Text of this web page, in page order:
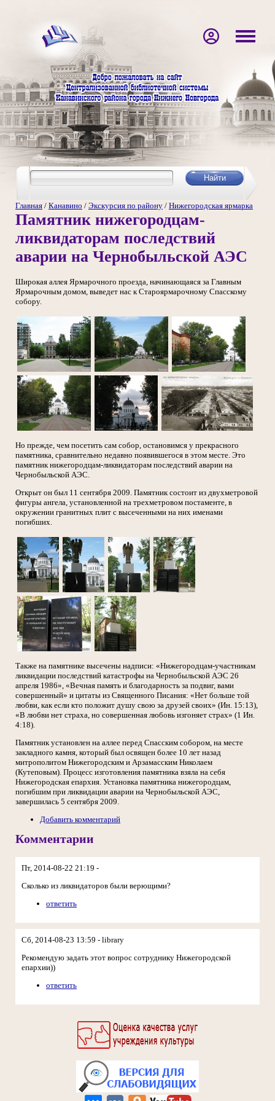
Главная / Канавино / Экскурсия по району / Нижегородская ярмарка
Памятник нижегородцам-
ликвидаторам последствий
аварии на Чернобыльской АЭС
Широкая аллея Ярмарочного проезда, начинающаяся за Главным
Ярмарочным домом, выведет нас к Староярмарочному Спасскому
собору.
Но прежде, чем посетить сам собор, остановимся у прекрасного
памятника, сравнительно недавно появившегося в этом месте. Это
памятник нижегородцам-ликвидаторам последствий аварии на
Чернобыльской АЭС.
Открыт он был 11 сентября 2009. Памятник состоит из двухметровой
фигуры ангела, установленной на трехметровом постаменте, в
окружении гранитных плит с высеченными на них именами
погибших.
Также на памятнике высечены надписи: «Нижегородцам-участникам
ликвидации последствий катастрофы на Чернобыльской АЭС 26
апреля 1986», «Вечная память и благодарность за подвиг, вами
совершенный» и цитаты из Священного Писания: «Нет больше той
любви, как если кто положит душу свою за друзей своих» (Ин. 15:13),
«В любви нет страха, но совершенная любовь изгоняет страх» (1 Ин.
4:18).
Памятник установлен на аллее перед Спасским собором, на месте
закладного камня, который был освящен более 10 лет назад
митрополитом Нижегородским и Арзамасским Николаем
(Кутеповым). Процесс изготовления памятника взяла на себя
Нижегородская епархия. Установка памятника нижегородцам,
погибшим при ликвидации аварии на Чернобыльской АЭС,
завершилась 5 сентября 2009.
Добавить комментарий
Комментарии
Пт, 2014-08-22 21:19 -
Сколько из ликвидаторов были верющими?
ответить
Сб, 2014-08-23 13:59 - library
Рекомендую задать этот вопрос сотруднику Нижегородской
епархии))
ответить